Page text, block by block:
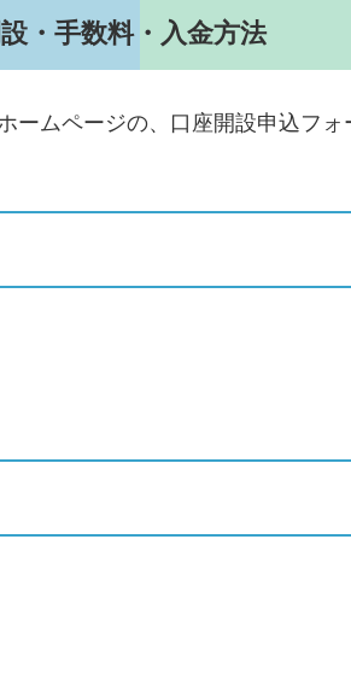
・手数料・入金方法
ームページの、口座開設申込フ